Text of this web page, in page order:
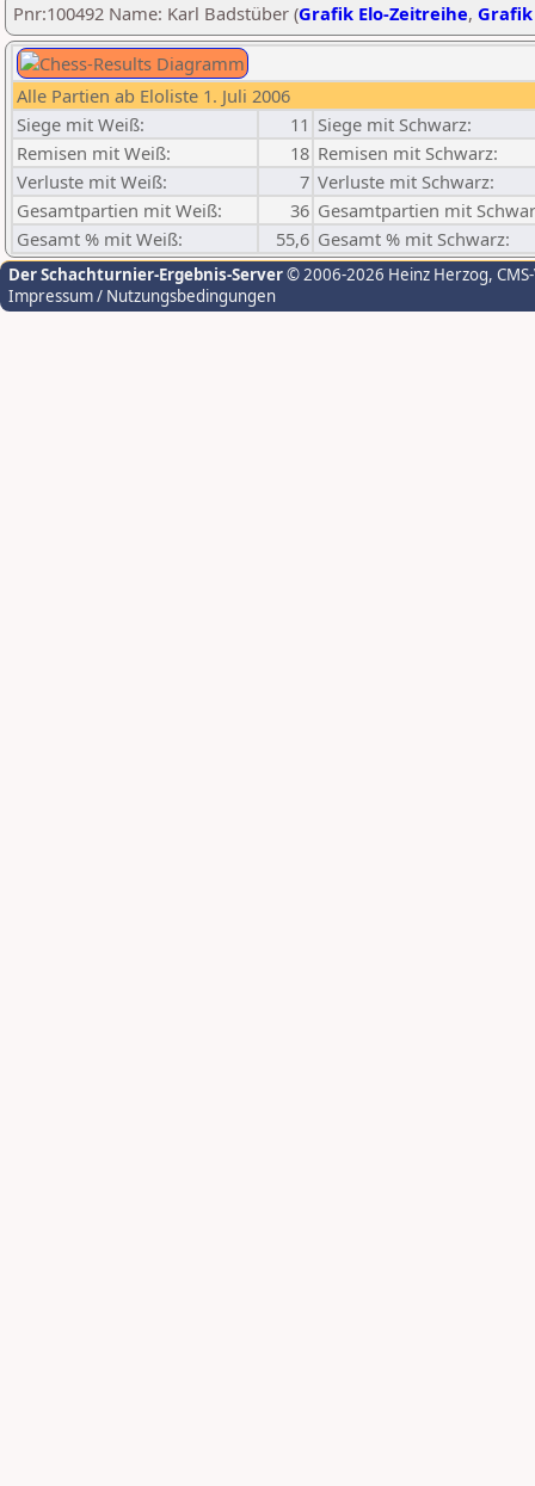
Pnr:100492 Name: Karl Badstüber (Grafik Elo-Zeitreihe,
Alle Partien ab Eloliste 1. Juli 2006
Siege mit Weiß:
11 Siege mit Schwarz:
Remisen mit Weiß:
18 Remisen mit Schwarz:
Verluste mit Weiß:
7 Verluste mit Schwarz:
Gesamtpartien mit Weiß:
36 Gesamtpartien mit
Gesamt % mit Weiß:
55,6 Gesamt % mit Schwarz:
Der Schachturnier-Ergebnis-Server© 2006-2026 Heinz Herzog,
Impressum / Nutzungsbedingungen